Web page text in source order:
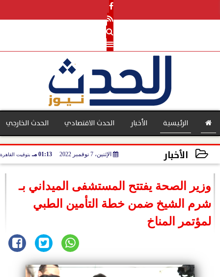
الرئيسية الأخبار الحدث الاقتصادي الحدث الخارجي
الأخبار الإثنين، 7 نوفمبر 2022 01:13 مـ بتوقيت القاهرة
وزير الصحة يفتتح المستشفى الميداني بـ
شرم الشيخ ضمن خطة التأمين الطبي
لمؤتمر المناخ